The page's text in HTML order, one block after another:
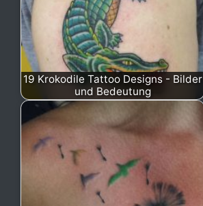
19 Krokodile Tattoo Designs - Bilder
und Bedeutung